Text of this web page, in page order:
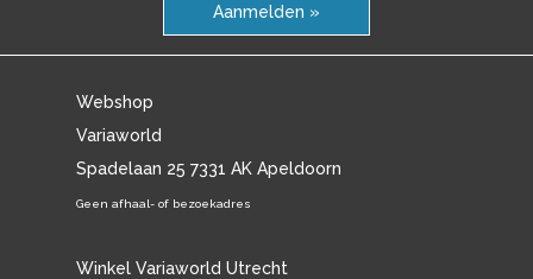
Aanmelden »
Webshop
Variaworld
Spadelaan 25 7331 AK Apeldoorn
Geen afhaal- of bezoekadres
Winkel Variaworld Utrecht